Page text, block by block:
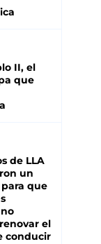
II, el
que
de LLA
un
que
el
conducir